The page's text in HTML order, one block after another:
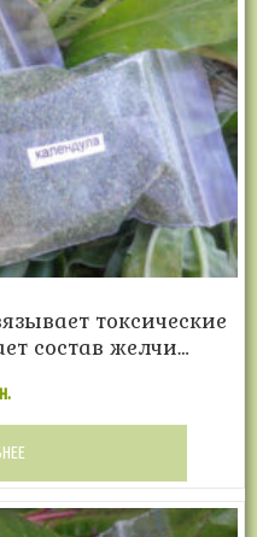
токсические
состав желчи…